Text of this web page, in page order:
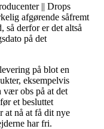
|| Drops
afgørende såfremt
derfor er det altså
på det
på blot en
eksempelvis
vær obs på at det
et besluttet
at nå at få dit nye
har fri.